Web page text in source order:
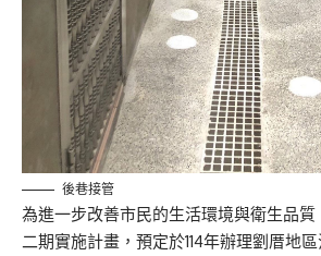
後巷接管
為進一步改善市民的生活環境與衛生品
二期實施計畫，預定於114年辦理劉厝地